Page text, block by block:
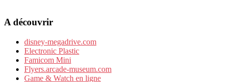
A découvrir
disney-megadrive.com
Electronic Plastic
Famicom Mini
Flyers.arcade-museum.com
Game & Watch en ligne